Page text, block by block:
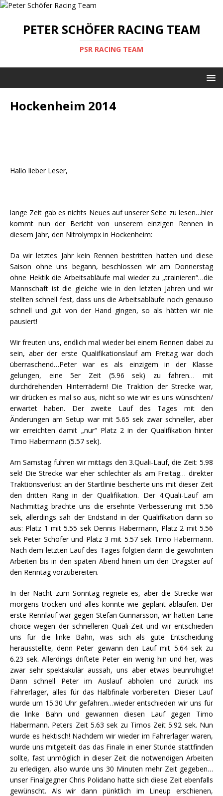
PETER SCHÖFER RACING TEAM
PSR RACING TEAM
Hockenheim 2014
Hallo lieber Leser,
lange Zeit gab es nichts Neues auf unserer Seite zu lesen…hier
kommt nun der Bericht von unserem einzigen Rennen in
diesem Jahr, den Nitrolympx in Hockenheim:
Da wir letztes Jahr kein Rennen bestritten hatten und diese
Saison ohne uns begann, beschlossen wir am Donnerstag
ohne Hektik die Arbeitsabläufe mal wieder zu „trainieren“…die
Mannschaft ist die gleiche wie in den letzten Jahren und wir
stellten schnell fest, dass uns die Arbeitsabläufe noch genauso
schnell und gut von der Hand gingen, so als hätten wir nie
pausiert!
Wir freuten uns, endlich mal wieder bei einem Rennen dabei zu
sein, aber der erste Qualifikationslauf am Freitag war doch
überraschend…Peter war es als einzigem in der Klasse
gelungen, eine 5er Zeit (5.96 sek) zu fahren… mit
durchdrehenden Hinterrädern! Die Traktion der Strecke war,
wir drücken es mal so aus, nicht so wie wir es uns wünschten/
erwartet haben. Der zweite Lauf des Tages mit den
Änderungen am Setup war mit 5.65 sek zwar schneller, aber
wir erreichten damit „nur“ Platz 2 in der Qualifikation hinter
Timo Habermann (5.57 sek).
Am Samstag fuhren wir mittags den 3.Quali-Lauf, die Zeit: 5.98
sek! Die Strecke war eher schlechter als am Freitag… direkter
Traktionsverlust an der Startlinie bescherte uns mit dieser Zeit
den dritten Rang in der Qualifikation. Der 4.Quali-Lauf am
Nachmittag brachte uns die ersehnte Verbesserung mit 5.56
sek, allerdings sah der Endstand in der Qualifikation dann so
aus: Platz 1 mit 5.55 sek Dennis Habermann, Platz 2 mit 5.56
sek Peter Schöfer und Platz 3 mit 5.57 sek Timo Habermann.
Nach dem letzten Lauf des Tages folgten dann die gewohnten
Arbeiten bis in den späten Abend hinein um den Dragster auf
den Renntag vorzubereiten.
In der Nacht zum Sonntag regnete es, aber die Strecke war
morgens trocken und alles konnte wie geplant ablaufen. Der
erste Rennlauf war gegen Stefan Gunnarsson, wir hatten Lane
choice wegen der schnelleren Quali-Zeit und wir entschieden
uns für die linke Bahn, was sich als gute Entscheidung
herausstellte, denn Peter gewann den Lauf mit 5.64 sek zu
6.23 sek. Allerdings driftete Peter ein wenig hin und her, was
zwar sehr spektakulär aussah, uns aber etwas beunruhigte!
Dann schnell Peter im Auslauf abholen und zurück ins
Fahrerlager, alles für das Halbfinale vorbereiten. Dieser Lauf
wurde um 15.30 Uhr gefahren…wieder entschieden wir uns für
die linke Bahn und gewannen diesen Lauf gegen Timo
Habermann. Peters Zeit 5.63 sek zu Timos Zeit 5.92 sek. Nun
wurde es hektisch! Nachdem wir wieder im Fahrerlager waren,
wurde uns mitgeteilt das das Finale in einer Stunde stattfinden
sollte, fast unmöglich in dieser Zeit die notwendigen Arbeiten
zu erledigen, also wurde uns 30 Minuten mehr Zeit gegeben…
unser Finalgegner Chris Polidano hatte sich diese Zeit ebenfalls
gewünscht. Als wir dann pünktlich im Lineup erschienen,